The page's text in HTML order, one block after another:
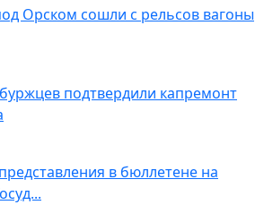
Орском сошли с рельсов вагоны
подтвердили капремонт
в бюллетене на